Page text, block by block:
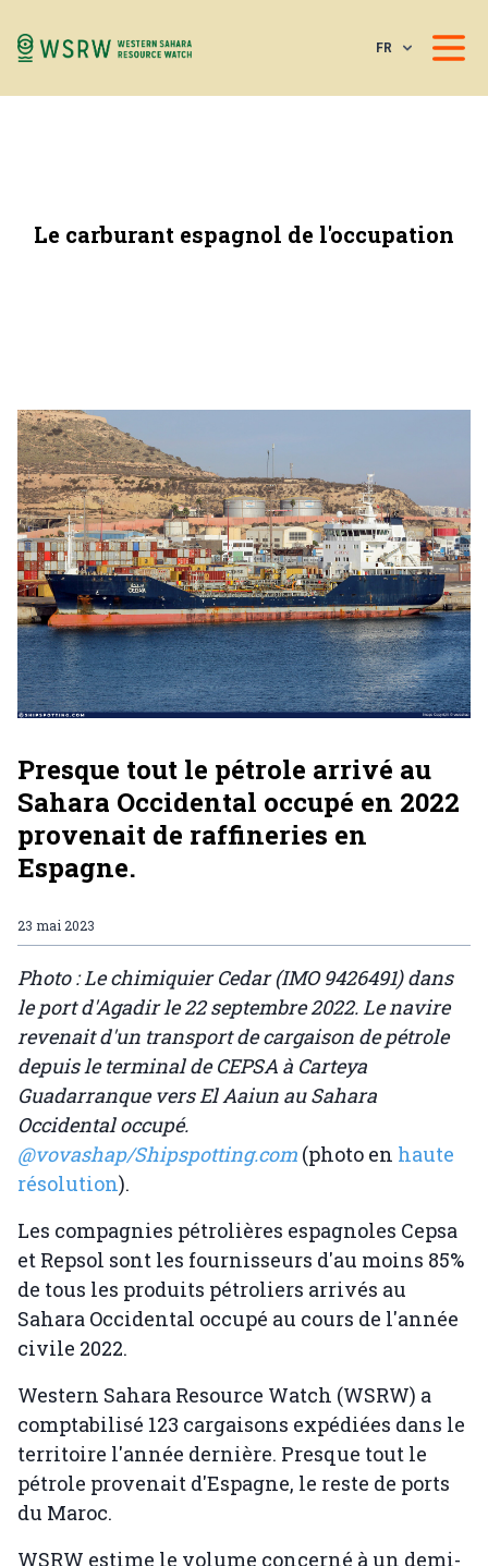
FR
Le carburant espagnol de l'occupation
Presque tout le pétrole arrivé au
Sahara Occidental occupé en 2022
provenait de raffineries en
Espagne.
23 mai 2023
Photo : Le chimiquier Cedar (IMO 9426491) dans
le port d'Agadir le 22 septembre 2022. Le navire
revenait d'un transport de cargaison de pétrole
depuis le terminal de CEPSA à Carteya
Guadarranque vers El Aaiun au Sahara
Occidental occupé.
@vovashap/Shipspotting.com (photo en haute
résolution).
Les compagnies pétrolières espagnoles Cepsa
et Repsol sont les fournisseurs d'au moins 85%
de tous les produits pétroliers arrivés au
Sahara Occidental occupé au cours de l'année
civile 2022.
Western Sahara Resource Watch (WSRW) a
comptabilisé 123 cargaisons expédiées dans le
territoire l'année dernière. Presque tout le
pétrole provenait d'Espagne, le reste de ports
du Maroc.
WSRW estime le volume concerné à un demi-